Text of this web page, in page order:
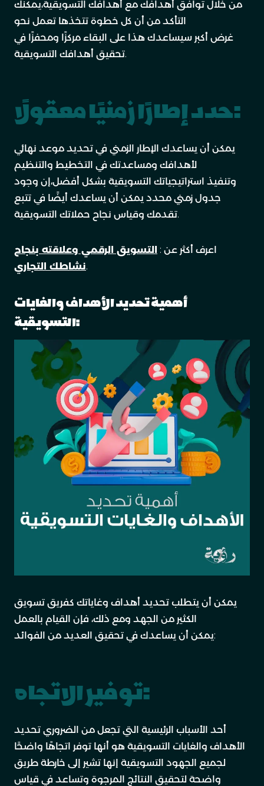
من خلال توافق أهدافك مع أهدافك التسويقية،يمكنك
التأكد من أن كل خطوة تتخذها تعمل نحو
غرض أكبر سيساعدك هذا على البقاء مركزًا ومحفزًا في
تحقيق أهدافك التسويقية.
حدد إطارًا زمنيًا معقولًا:
يمكن أن يساعدك الإطار الزمني في تحديد موعد نهائي
لأهدافك ومساعدتك في التخطيط والتنظيم
وتنفيذ استراتيجياتك التسويقية بشكل أفضل،إن وجود
جدول زمني محدد يمكن أن يساعدك أيضًا في تتبع
تقدمك وقياس نجاح حملاتك التسويقية.
اعرف أكثر عن :
التسويق الرقمي وعلاقته بنجاح
نشاطك التجاري.
أهمية تحديد الأهداف والغايات
التسويقية:
يمكن أن يتطلب تحديد أهداف وغاياتك كفريق تسويق
الكثير من الجهد ومع ذلك، فإن القيام بالعمل
يمكن أن يساعدك في تحقيق العديد من الفوائد:
توفير الاتجاه:
أحد الأسباب الرئيسية التي تجعل من الضروري تحديد
الأهداف والغايات التسويقية هو أنها توفر اتجاهًا واضحًا
لجميع الجهود التسويقية إنها تشير إلى خارطة طريق
واضحة لتحقيق النتائج المرجوة وتساعد في قياس